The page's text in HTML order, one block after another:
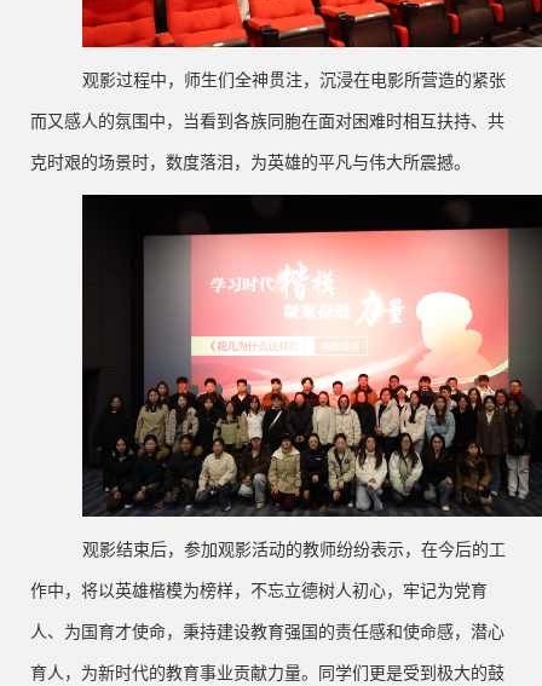
观影过程中，师生们全神贯注，沉浸在电影所营造的紧张
而又感人的氛围中，当看到各族同胞在面对困难时相互扶持、共
克时艰的场景时，数度落泪，为英雄的平凡与伟大所震撼。
观影结束后，参加观影活动的教师纷纷表示，在今后的工
作中，将以英雄楷模为榜样，不忘立德树人初心，牢记为党育
人、为国育才使命，秉持建设教育强国的责任感和使命感，潜心
育人，为新时代的教育事业贡献力量。同学们更是受到极大的鼓